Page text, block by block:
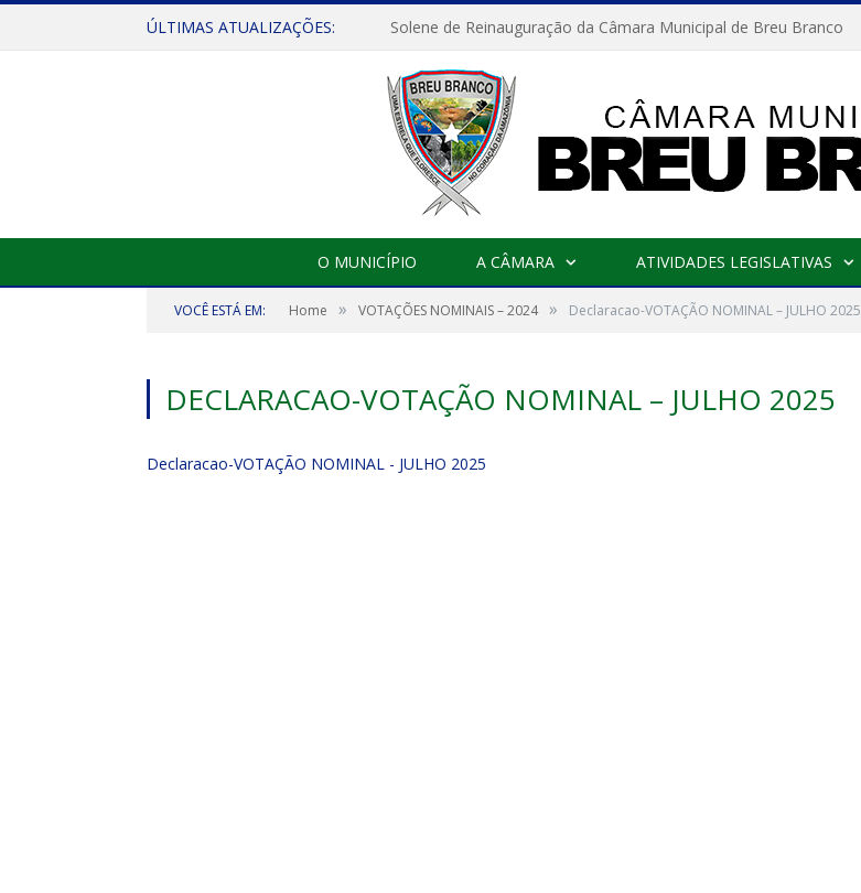
ÚLTIMAS ATUALIZAÇÕES: Solene de Reinauguração da Câmara Municipal de Breu Branco
O MUNICÍPIO A CÂMARA ATIVIDADES LEGISLATIVAS
VOCÊ ESTÁ EM: Home » VOTAÇÕES NOMINAIS – 2024 » Declaracao-VOTAÇÃO NOMINAL – JULHO 2025
DECLARACAO-VOTAÇÃO NOMINAL – JULHO 2025
Declaracao-VOTAÇÃO NOMINAL - JULHO 2025